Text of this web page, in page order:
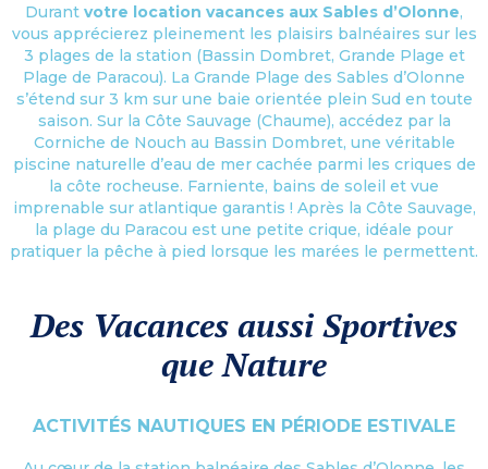
Durant votre location vacances aux Sables d’Olonne,
vous apprécierez pleinement les plaisirs balnéaires sur les
3 plages de la station (Bassin Dombret, Grande Plage et
Plage de Paracou). La Grande Plage des Sables d’Olonne
s’étend sur 3 km sur une baie orientée plein Sud en toute
saison. Sur la Côte Sauvage (Chaume), accédez par la
Corniche de Nouch au Bassin Dombret, une véritable
piscine naturelle d’eau de mer cachée parmi les criques de
la côte rocheuse. Farniente, bains de soleil et vue
imprenable sur atlantique garantis ! Après la Côte Sauvage,
la plage du Paracou est une petite crique, idéale pour
pratiquer la pêche à pied lorsque les marées le permettent.
Des Vacances aussi Sportives
que Nature
ACTIVITÉS NAUTIQUES EN PÉRIODE ESTIVALE